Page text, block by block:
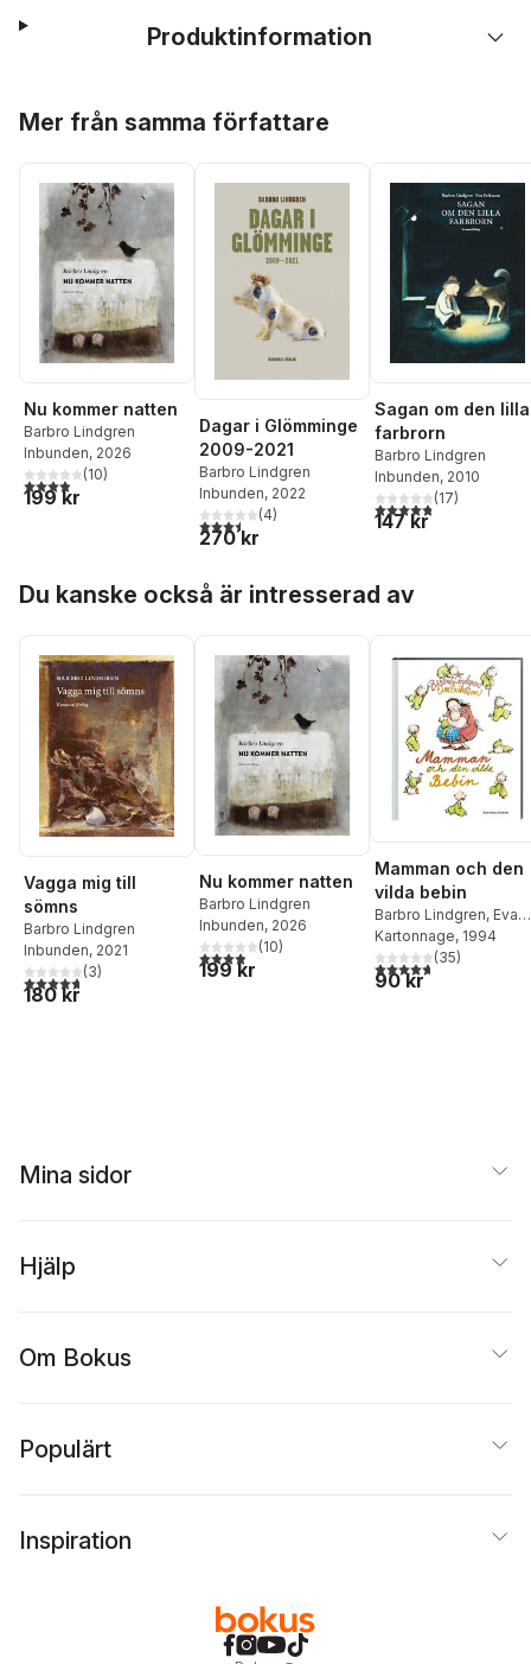
Produktinformation
Mer från samma författare
Nu kommer natten
Barbro Lindgren
Inbunden, 2026
3,9utav 5 stjärnor. Totalt antal röster:
(10)
199 kr
Dagar i Glömminge
2009-2021
Barbro Lindgren
Inbunden, 2022
3,5utav 5 stjärnor. Totalt antal röster:
(4)
270 kr
Sagan om den lilla
farbrorn
Barbro Lindgren
Inbunden, 2010
4,8utav 5 stjärnor.
(17)
147 kr
Du kanske också är intresserad av
Vagga mig till
sömns
Barbro Lindgren
Inbunden, 2021
4,7utav 5 stjärnor. Totalt antal röster:
(3)
180 kr
Nu kommer natten
Barbro Lindgren
Inbunden, 2026
3,9utav 5 stjärnor. Totalt antal röster:
(10)
199 kr
Mamman och den
vilda bebin
Barbro Lindgren, Eva
Eriksson
Kartonnage, 1994
4,7utav 5 stjärnor.
(35)
90 kr
Mina sidor
Hjälp
Om Bokus
Populärt
Inspiration